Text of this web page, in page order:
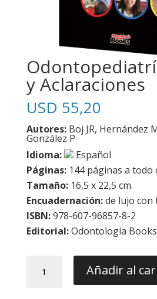
y Aclaraciones
USD 55,20
Autores:Boj JR, Hernández
González P
Idioma:
Español
Páginas:144 páginas a todo
Tamaño:16,5 x 22,5 cm.
Encuadernación:de lujo con
ISBN:978-607-96857-8-2
Editorial:Odontología Books
Dudas
Añadir al